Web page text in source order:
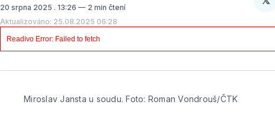
20 srpna 2025 . 13:26
2 min čtení
Aktualizováno: 25.08.2025 06:28
Miroslav Jansta u soudu. Foto: Roman Vondrouš/ČTK